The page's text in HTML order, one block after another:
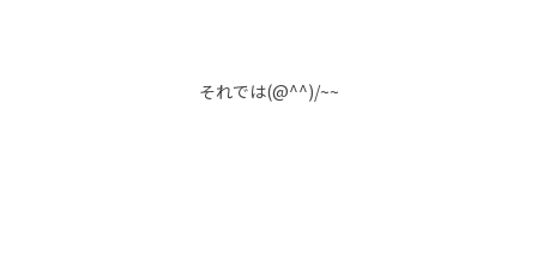
それでは(@^^)/~~